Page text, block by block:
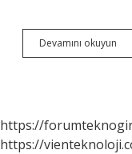
Devamını okuyun
Az
https://
https://